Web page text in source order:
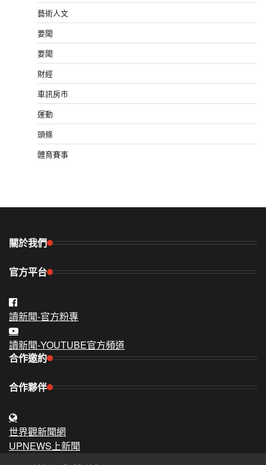
藝術人文
要聞
要聞
財經
車訊房市
運動
頭條
體育賽事
關於我們
官方平台
讀新聞-官方粉專
讀新聞-YOUTUBE官方頻道
合作邀約
合作夥伴
世界觀新聞網
UPNEWS上新聞